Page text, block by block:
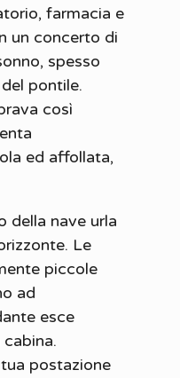
farmacia e
un concerto di
spesso
pontile.
così
ed affollata,
della nave urla
Le
piccole
ad
esce
postazione